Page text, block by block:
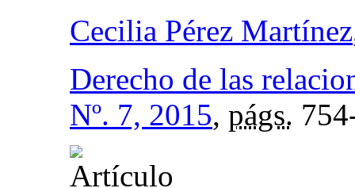
Cecilia Pérez Martínez
Derecho de las
Nº. 7, 2015, págs.